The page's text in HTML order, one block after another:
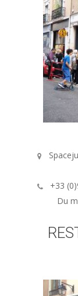
+33
Du